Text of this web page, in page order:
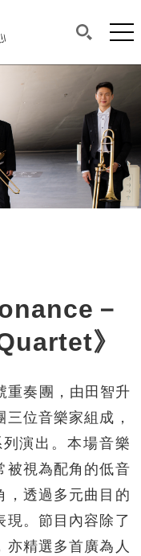
主要連結。
心
搜尋(開
網
區。
－
》
重奏團，由田智升
位音樂家組成，
演出。本場音樂
被視為配角的低音
透過多元曲目的
現。節目內容除了
亦精選多首廣為人